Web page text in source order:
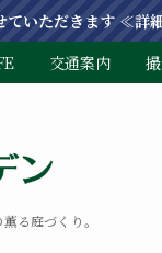
ていただきます ≪詳
る庭づくり。
交通案内